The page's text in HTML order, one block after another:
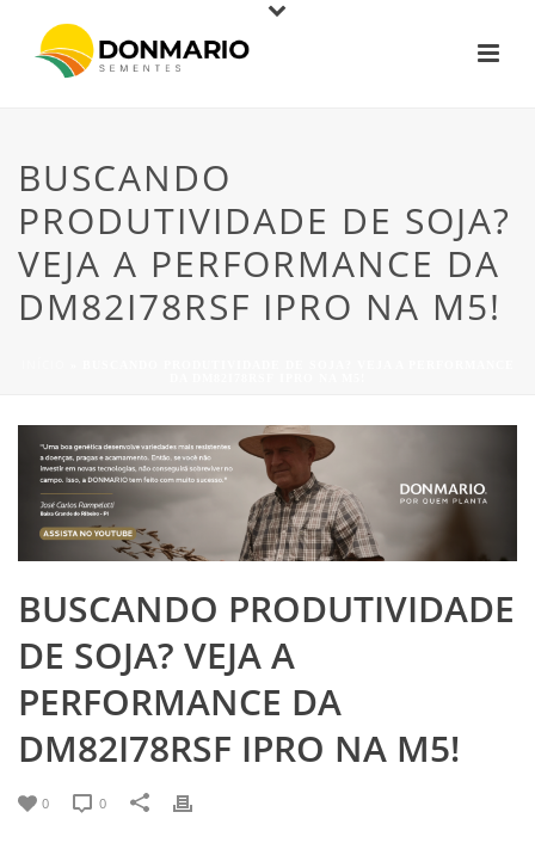
BUSCANDO
PRODUTIVIDADE DE SOJA?
VEJA A PERFORMANCE DA
DM82I78RSF IPRO NA M5!
BUSCANDO PRODUTIVIDADE
DE SOJA? VEJA A
PERFORMANCE DA
DM82I78RSF IPRO NA M5!
0 0